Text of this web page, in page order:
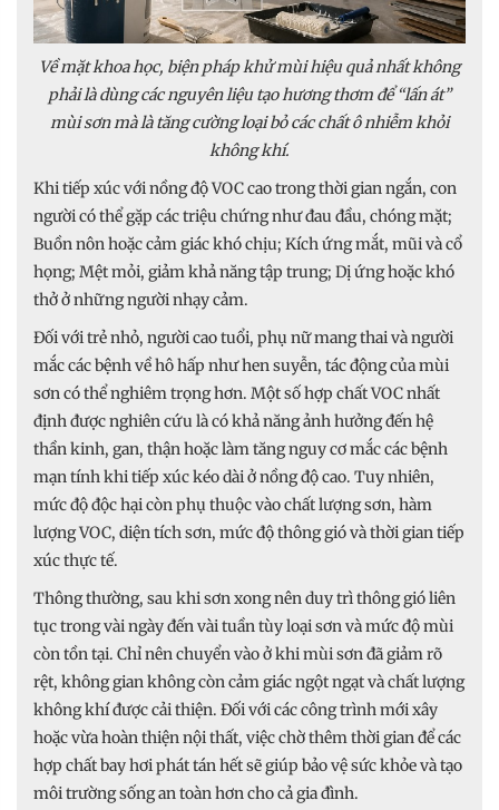
Về mặt khoa học, biện pháp khử mùi hiệu quả nhất không
phải là dùng các nguyên liệu tạo hương thơm để “lấn át”
mùi sơn mà là tăng cường loại bỏ các chất ô nhiễm khỏi
không khí.
Khi tiếp xúc với nồng độ VOC cao trong thời gian ngắn, con
người có thể gặp các triệu chứng như đau đầu, chóng mặt;
Buồn nôn hoặc cảm giác khó chịu; Kích ứng mắt, mũi và cổ
họng; Mệt mỏi, giảm khả năng tập trung; Dị ứng hoặc khó
thở ở những người nhạy cảm.
Đối với trẻ nhỏ, người cao tuổi, phụ nữ mang thai và người
mắc các bệnh về hô hấp như hen suyễn, tác động của mùi
sơn có thể nghiêm trọng hơn. Một số hợp chất VOC nhất
định được nghiên cứu là có khả năng ảnh hưởng đến hệ
thần kinh, gan, thận hoặc làm tăng nguy cơ mắc các bệnh
mạn tính khi tiếp xúc kéo dài ở nồng độ cao. Tuy nhiên,
mức độ độc hại còn phụ thuộc vào chất lượng sơn, hàm
lượng VOC, diện tích sơn, mức độ thông gió và thời gian tiếp
xúc thực tế.
Thông thường, sau khi sơn xong nên duy trì thông gió liên
tục trong vài ngày đến vài tuần tùy loại sơn và mức độ mùi
còn tồn tại. Chỉ nên chuyển vào ở khi mùi sơn đã giảm rõ
rệt, không gian không còn cảm giác ngột ngạt và chất lượng
không khí được cải thiện. Đối với các công trình mới xây
hoặc vừa hoàn thiện nội thất, việc chờ thêm thời gian để các
hợp chất bay hơi phát tán hết sẽ giúp bảo vệ sức khỏe và tạo
môi trường sống an toàn hơn cho cả gia đình.